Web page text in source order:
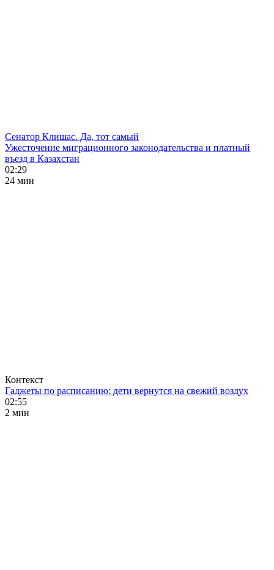
Сенатор Клишас. Да, тот самый
Ужесточение миграционного законодательства и платный
въезд в Казахстан
02:29
24 мин
Контекст
Гаджеты по расписанию: дети вернутся на свежий воздух
02:55
2 мин